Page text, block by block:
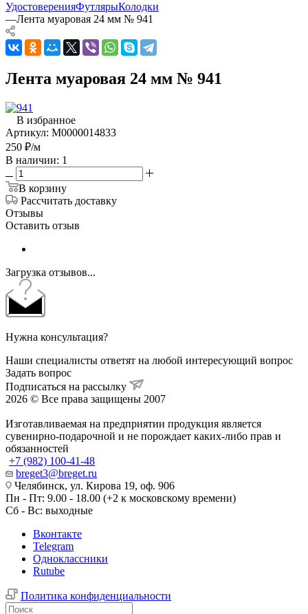
УдостоверенияФутлярыКолодки
—Лента муаровая 24 мм № 941
Лента муаровая 24 мм № 941
В избранное
Артикул: М0000014833
250 ₽/м
В наличии: 1
В корзину
Рассчитать доставку
Отзывы
Оставить отзыв
Загрузка отзывов...
Нужна консультация?
Наши специалисты ответят на любой интересующий вопрос
Задать вопрос
Подписаться на рассылку
2026 © Все права защищены 2007
Изготавливаемая на предприятии продукция является
сувенирно-подарочной и не порождает каких-либо прав и
обязанностей
+7 (982) 100-41-48
breget3@breget.ru
Челябинск, ул. Кирова 19, оф. 906
Пн - Пт: 9.00 - 18.00 (+2 к московскому времени)
Сб - Вс: выходные
Вконтакте
Telegram
Одноклассники
Rutube
Политика конфиденциальности